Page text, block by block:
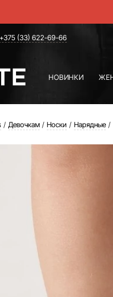
+375 (33) 622-69-66
НОВИНКИ
Девочкам Носки Нарядные